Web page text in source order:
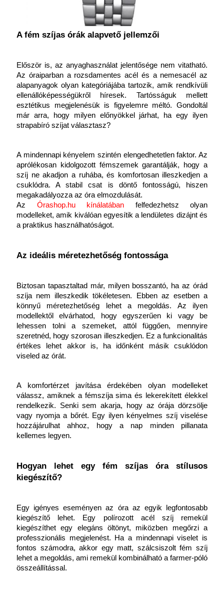
A fém szíjas órák alapvető jellemzői
Először is, az anyaghasználat jelentősége nem vitatható.
Az óraiparban a rozsdamentes acél és a nemesacél az
alapanyagok olyan kategóriájába tartozik, amik rendkívüli
ellenállóképességükről híresek. Tartósságuk mellett
esztétikus megjelenésük is figyelemre méltó. Gondoltál
már arra, hogy milyen előnyökkel járhat, ha egy ilyen
strapabíró szíjat választasz?
A mindennapi kényelem szintén elengedhetetlen faktor. Az
aprólékosan kidolgozott fémszemek garantálják, hogy a
szíj ne akadjon a ruhába, és komfortosan illeszkedjen a
csuklódra. A stabil csat is döntő fontosságú, hiszen
megakadályozza az óra elmozdulását.
Az Órashop.hu kínálatában felfedezhetsz olyan
modelleket, amik kiválóan egyesítik a lendületes dizájnt és
a praktikus használhatóságot.
Az ideális méretezhetőség fontossága
Biztosan tapasztaltad már, milyen bosszantó, ha az órád
szíja nem illeszkedik tökéletesen. Ebben az esetben a
könnyű méretezhetőség lehet a megoldás. Az ilyen
modellektől elvárhatod, hogy egyszerűen ki vagy be
lehessen tolni a szemeket, attól függően, mennyire
szeretnéd, hogy szorosan illeszkedjen. Ez a funkcionalitás
értékes lehet akkor is, ha időnként másik csuklódon
viseled az órát.
A komfortérzet javítása érdekében olyan modelleket
válassz, amiknek a fémszíja sima és lekerekített élekkel
rendelkezik. Senki sem akarja, hogy az órája dörzsölje
vagy nyomja a bőrét. Egy ilyen kényelmes szíj viselése
hozzájárulhat ahhoz, hogy a nap minden pillanata
kellemes legyen.
Hogyan lehet egy fém szíjas óra stílusos
kiegészítő?
Egy igényes eseményen az óra az egyik legfontosabb
kiegészítő lehet. Egy polírozott acél szíj remekül
kiegészíthet egy elegáns öltönyt, miközben megőrzi a
professzionális megjelenést. Ha a mindennapi viselet is
fontos számodra, akkor egy matt, szálcsiszolt fém szíj
lehet a megoldás, ami remekül kombinálható a farmer-póló
összeállítással.